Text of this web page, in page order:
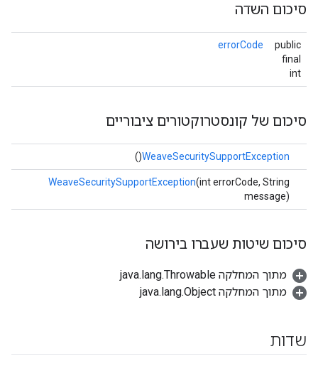
סיכום השדה
public
final
int
errorCode
סיכום של קונסטרוקטורים ציבוריים
WeaveSecuritySupportException
()
WeaveSecuritySupportException(int errorCode, String
message)
סיכום שיטות שעברו בירושה
מתוך המחלקה java.lang.Throwable
מתוך המחלקה java.lang.Object
שדות